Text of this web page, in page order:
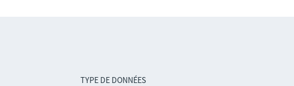
TYPE DE DONNÉES